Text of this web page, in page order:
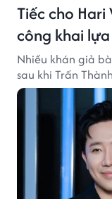
Tiếc cho Hari
công khai
Nhiều khán giả
sau khi Trấn